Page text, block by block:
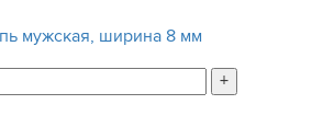
мужская, ширина 8 мм
+